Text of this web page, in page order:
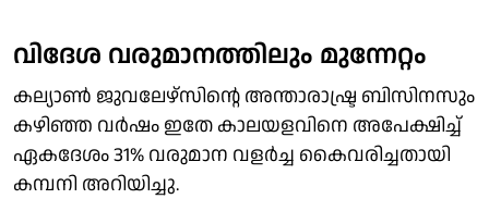
വിദേശ വരുമാനത്തിലും മുന്നേറ്റം
കല്യാണ്‍ ജുവലേഴ്സിന്റെ അന്താരാഷ്ട്ര ബിസിനസും
കഴിഞ്ഞ വര്‍ഷം ഇതേ കാലയളവിനെ അപേക്ഷിച്ച്
ഏകദേശം 31% വരുമാന വളര്‍ച്ച കൈവരിച്ചതായി
കമ്പനി അറിയിച്ചു.